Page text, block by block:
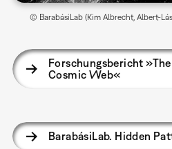
© BarabásiLab (Kim Albrecht, Albert-
Forschungsbericht
Cosmic Web«
BarabásiLab. Hidden